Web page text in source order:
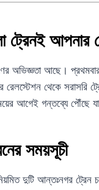
ট্রেনই
অভিজ্ঞতা আছে।
রেলস্টেশন থেকে
আগেই গন্তব্যে পৌঁছে
সময়সূচী
নিয়মিত দুটি আন্তঃনগর